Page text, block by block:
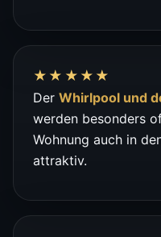
★★★★★
Der Whirlpool und
werden besonders
Wohnung auch in
attraktiv.